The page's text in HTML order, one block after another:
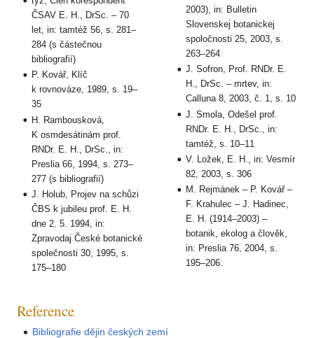
ČSAV E. H., DrSc. – 70
let, in: tamtéž 56, s. 281–
284 (s částečnou
bibliografií)
P. Kovář, Klíč
k rovnováze, 1989, s. 19–
35
H. Rambousková,
K osmdesátinám prof.
RNDr. E. H., DrSc., in:
Preslia 66, 1994, s. 273–
277 (s bibliografií)
J. Holub, Projev na schůzi
ČBS k jubileu prof. E. H.
dne 2. 5. 1994, in:
Zpravodaj České botanické
společnosti 30, 1995, s.
175–180
2003), in: Bulletin
Slovenskej botanickej
spoločnosti 25, 2003, s.
263–264
J. Sofron, Prof. RNDr. E.
H., DrSc. – mrtev, in:
Calluna 8, 2003, č. 1, s. 10
J. Smola, Odešel prof.
RNDr. E. H., DrSc., in:
tamtéž, s. 10–11
V. Ložek, E. H., in: Vesmír
82, 2003, s. 306
M. Rejmánek – P. Kovář –
F. Krahulec – J. Hadinec,
E. H. (1914–2003) –
botanik, ekolog a člověk,
in: Preslia 76, 2004, s.
195–206.
Reference
Bibliografie dějin českých zemí